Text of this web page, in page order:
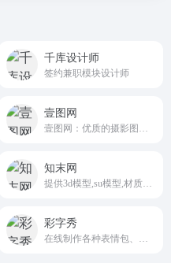
千库设计师
签约兼职模块设计师
壹图网
知末网
彩字秀